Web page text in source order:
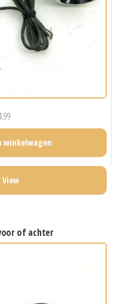
winkelwagen
View
of achter